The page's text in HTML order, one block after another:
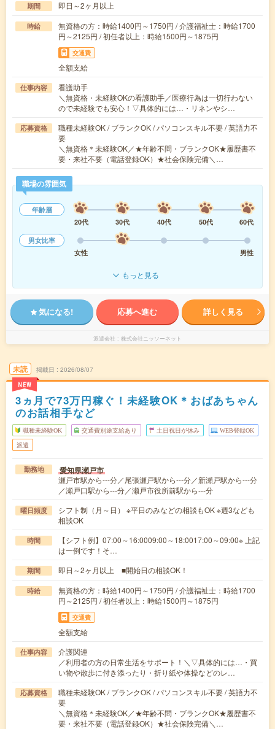
期間 即日～2ヶ月以上
時給
無資格の方：時給1400円～1750円 / 介護福祉士：時給1700
円～2125円 / 初任者以上：時給1500円～1875円
交通費
全額支給
仕事内容
看護助手
＼無資格・未経験OKの看護助手／医療行為は一切行わない
ので未経験でも安心！▽具体的には…・リネンやシ…
応募資格
職種未経験OK / ブランクOK / パソコンスキル不要 / 英語力不
要
＼無資格＊未経験OK／★年齢不問・ブランクOK★履歴書不
要・来社不要（電話登録OK）★社会保険完備＼…
職場の雰囲気
年齢層
20代
30代 40代 50代
60代
男女比率
女性
男性
もっと見る
気になる! 応募へ進む 詳しく見る
派遣会社 株式会社ニッソーネット
未読
NEW
掲載日 2026/08/07
3ヵ月で73万円稼ぐ！未経験OK＊おばあちゃん
のお話相手など
職種未経験OK 交通費別途支給あり 土日祝日が休み WEB登録OK
派遣
勤務地 愛知県瀬戸市
瀬戸市駅から---分／尾張瀬戸駅から---分／新瀬戸駅から---分
／瀬戸口駅から---分／瀬戸市役所前駅から---分
曜日頻度
シフト制（月～日） ※平日のみなどの相談もOK ※週3なども
相談OK
時間
【シフト例】07:00～16:0009:00～18:0017:00～09:00※ 上記
は一例です！そ…
期間 即日～2ヶ月以上 ■開始日の相談OK！
時給
無資格の方：時給1400円～1750円 / 介護福祉士：時給1700
円～2125円 / 初任者以上：時給1500円～1875円
交通費
全額支給
仕事内容
介護関連
／利用者の方の日常生活をサポート！＼▽具体的には…・買
い物や散歩に付き添ったり・折り紙や体操などのレ…
応募資格
職種未経験OK / ブランクOK / パソコンスキル不要 / 英語力不
要
＼無資格＊未経験OK／★年齢不問・ブランクOK★履歴書不
要・来社不要（電話登録OK）★社会保険完備＼…